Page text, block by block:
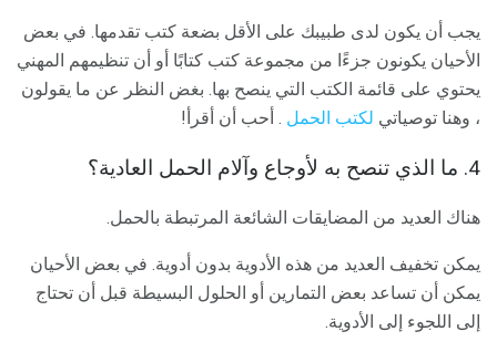
يجب أن يكون لدى طبيبك على الأقل بضعة كتب تقدمها. في بعض
الأحيان يكونون جزءًا من مجموعة كتب كتابًا أو أن تنظيمهم المهني
يحتوي على قائمة الكتب التي ينصح بها. بغض النظر عن ما يقولون
، وهنا توصياتي لكتب الحمل . أحب أن أقرأ!
4. ما الذي تنصح به لأوجاع وآلام الحمل العادية؟
هناك العديد من المضايقات الشائعة المرتبطة بالحمل.
يمكن تخفيف العديد من هذه الأدوية بدون أدوية. في بعض الأحيان
يمكن أن تساعد بعض التمارين أو الحلول البسيطة قبل أن تحتاج
إلى اللجوء إلى الأدوية.